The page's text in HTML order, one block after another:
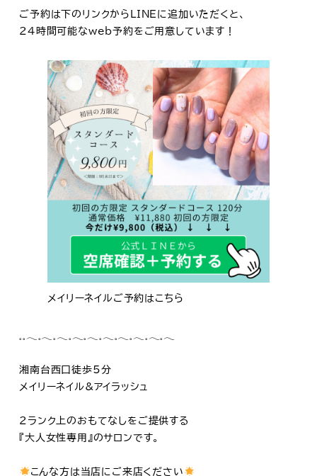
ご予約は下のリンクからLINEに追加いただくと、
24時間可能なweb予約をご用意しています！
メイリーネイルご予約はこちら
𓈒𓈒𓂃𓈒𓂃𓈒𓂃𓈒𓂃𓈒𓂃𓈒𓂃𓈒𓂃𓈒𓂃𓈒𓂃𓈒𓂃
湘南台西口徒歩5分
メイリーネイル&アイラッシュ
2ランク上のおもてなしをご提供する
『大人女性専用』のサロンです。
こんな方は当店にご来店ください